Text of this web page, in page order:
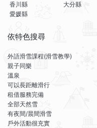
香川縣
愛媛縣
大分縣
依特色搜尋
外語滑雪課程(滑雪教學)
親子同樂
溫泉
可以長距離滑行
租借服務完備
全部天然雪
有夜間/晨間滑雪
戶外活動很充實